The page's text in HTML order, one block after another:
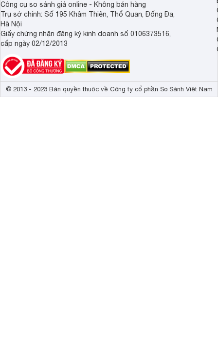
Công cụ so sánh giá online - Không bán hàng
Trụ sở chính: Số 195 Khâm Thiên, Thổ Quan, Đống Đa,
Hà Nội
Giấy chứng nhận đăng ký kinh doanh số 0106373516,
cấp ngày 02/12/2013
© 2013 - 2023 Bản quyền thuộc về Công ty cổ phần So Sánh Việt Nam